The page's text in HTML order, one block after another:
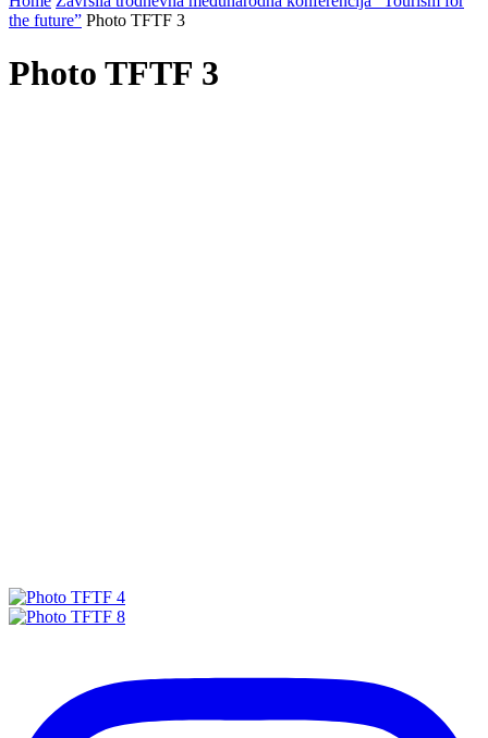
the future” Photo TFTF 3
Photo TFTF 3